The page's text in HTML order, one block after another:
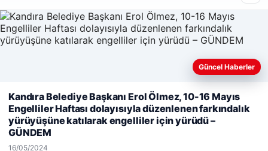
Hastaş Beton
26/05/2026
© 2026 Bülten Saati – Güncel Haberler
Web sitemizi nasıl kullandığınızı daha iyi anlayabilmek,
deneyiminizi kişiselleştirmek ve geliştirmek amacıyla çerezler
kullanıyoruz.Çerez Politikamız
Güncel Haberler
Kandıra Belediye Başkanı Erol Ölmez, 10-16 Mayıs
Engelliler Haftası dolayısıyla düzenlenen farkındalık
yürüyüşüne katılarak engelliler için yürüdü –
GÜNDEM
16/05/2024Yeminli Tercüme Bürosu